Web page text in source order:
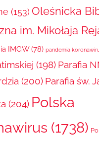
(153) Oleśnicka
im. Mikołaja
IMGW(78) pandemia
(198) Parafia
(200) Parafia św.
(204) Polska
(1738)